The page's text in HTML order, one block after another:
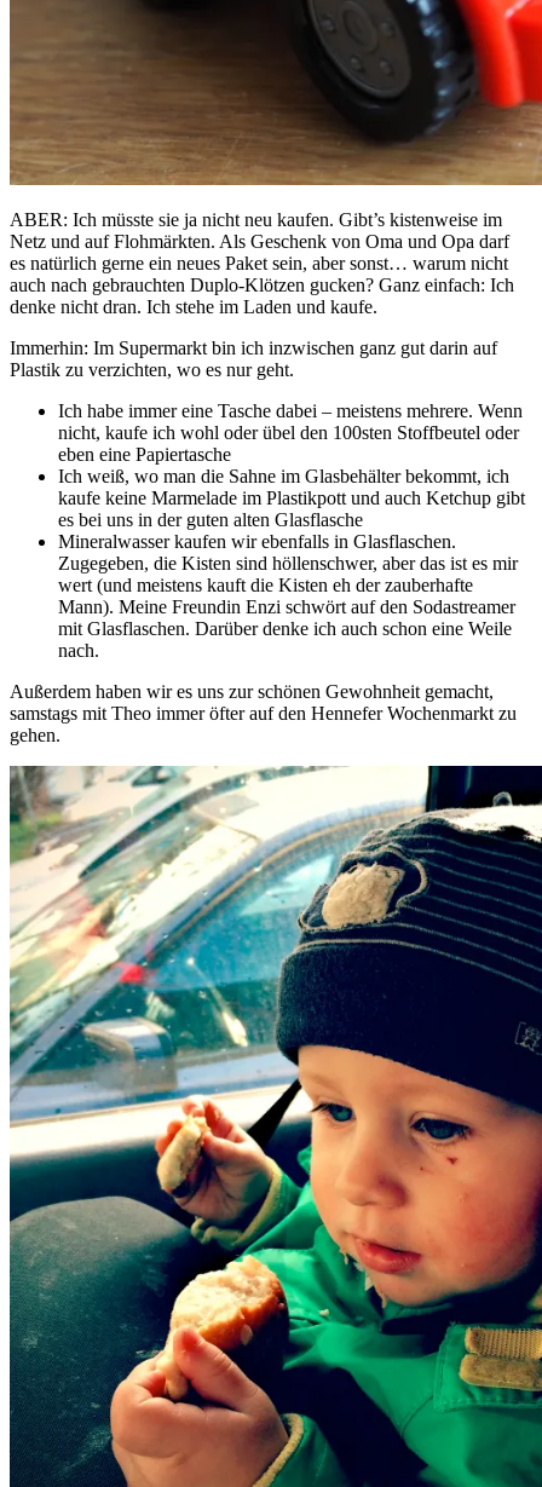
ABER: Ich müsste sie ja nicht neu kaufen. Gibt’s kistenweise im
Netz und auf Flohmärkten. Als Geschenk von Oma und Opa darf
es natürlich gerne ein neues Paket sein, aber sonst… warum nicht
auch nach gebrauchten Duplo-Klötzen gucken? Ganz einfach: Ich
denke nicht dran. Ich stehe im Laden und kaufe.
Immerhin: Im Supermarkt bin ich inzwischen ganz gut darin auf
Plastik zu verzichten, wo es nur geht.
Ich habe immer eine Tasche dabei – meistens mehrere. Wenn
nicht, kaufe ich wohl oder übel den 100sten Stoffbeutel oder
eben eine Papiertasche
Ich weiß, wo man die Sahne im Glasbehälter bekommt, ich
kaufe keine Marmelade im Plastikpott und auch Ketchup gibt
es bei uns in der guten alten Glasflasche
Mineralwasser kaufen wir ebenfalls in Glasflaschen.
Zugegeben, die Kisten sind höllenschwer, aber das ist es mir
wert (und meistens kauft die Kisten eh der zauberhafte
Mann). Meine Freundin Enzi schwört auf den Sodastreamer
mit Glasflaschen. Darüber denke ich auch schon eine Weile
nach.
Außerdem haben wir es uns zur schönen Gewohnheit gemacht,
samstags mit Theo immer öfter auf den Hennefer Wochenmarkt zu
gehen.